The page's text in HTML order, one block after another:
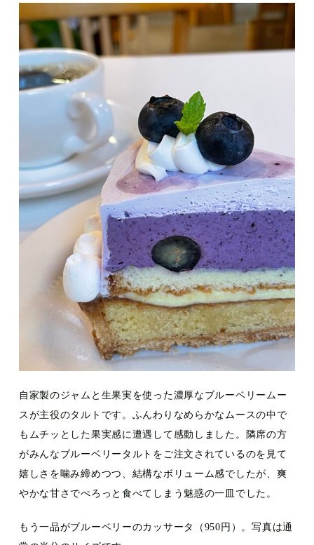
自家製のジャムと生果実を使った濃厚なブルーベリームー
スが主役のタルトです。ふんわりなめらかなムースの中で
もムチッとした果実感に遭遇して感動しました。隣席の方
がみんなブルーベリータルトをご注文されているのを見て
嬉しさを噛み締めつつ、結構なボリューム感でしたが、爽
やかな甘さでぺろっと食べてしまう魅惑の一皿でした。
もう一品がブルーベリーのカッサータ（950円）。写真は通